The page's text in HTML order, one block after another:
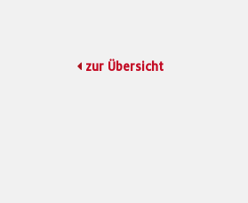
zur Übersicht